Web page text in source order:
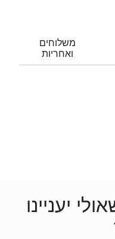
משלוחים
ואחריות
יעניינו